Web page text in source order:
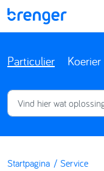
Particulier Koerier
Startpagina
Service